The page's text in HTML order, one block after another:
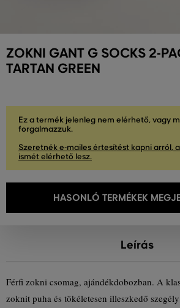
ZOKNI GANT G SOCKS 2-
TARTAN GREEN
Ez a termék jelenleg nem elérhető, vagy
forgalmazzuk.
Szeretnék e-mailes értesítést kapni arról,
ismét elérhető lesz.
HASONLÓ TERMÉKEK
Leírás
Férfi zokni csomag, ajándékdobozban. A
zoknit puha és tökéletesen illeszkedő